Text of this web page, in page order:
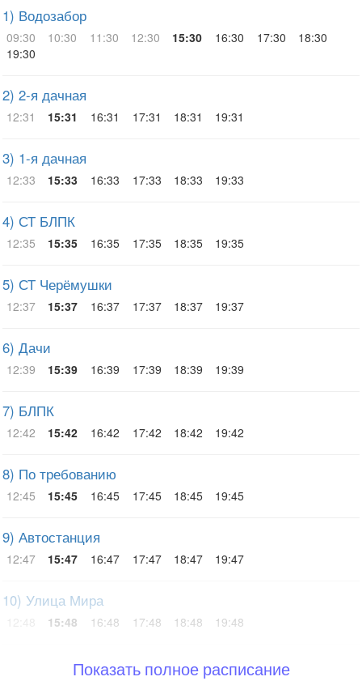
1) Водозабор
09:30 10:30 11:30 12:30 15:30 16:30 17:30
18:30
19:30
2) 2-я дачная
12:31 15:31 16:31 17:31 18:31 19:31
3) 1-я дачная
12:33 15:33 16:33 17:33 18:33 19:33
4) СТ БЛПК
12:35 15:35 16:35 17:35 18:35 19:35
5) СТ Черёмушки
12:37 15:37 16:37 17:37 18:37 19:37
6) Дачи
12:39 15:39 16:39 17:39 18:39 19:39
7) БЛПК
12:42 15:42 16:42 17:42 18:42 19:42
8) По требованию
12:45 15:45 16:45 17:45 18:45 19:45
9) Автостанция
12:47 15:47 16:47 17:47 18:47 19:47
10) Улица Мира
15:48 16:48 17:48 18:48 19:48
Показать полное расписание